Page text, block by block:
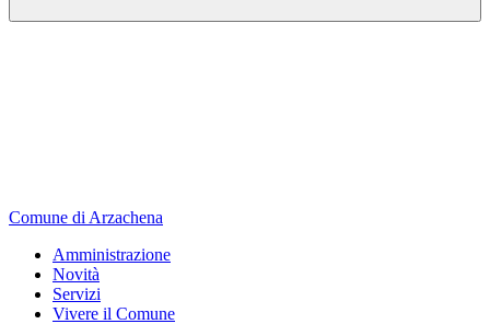
Comune di Arzachena
Amministrazione
Novità
Servizi
Vivere il Comune